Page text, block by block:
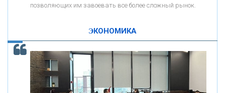
ОНАС
КОНТАКТЫ
К ак Система быстрых платежей за пять лет
позволяющих им завоевать все более сложный рынок.
ЭКОНОМИКА